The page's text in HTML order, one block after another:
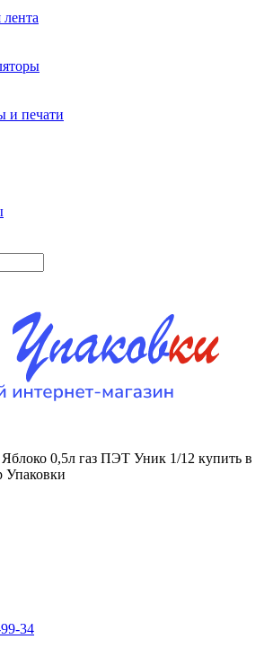
лента
и печати
0,5л газ ПЭТ Уник 1/12 купить в
Упаковки
34